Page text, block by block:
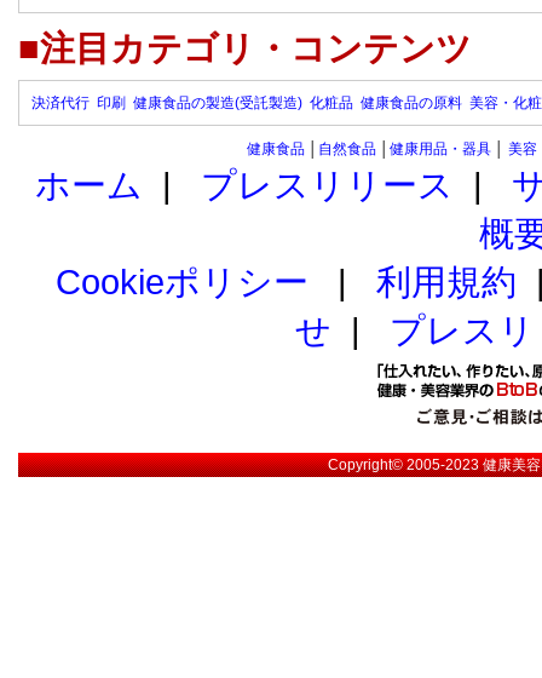
■注目カテゴリ・コンテンツ
決済代行 印刷 健康食品の製造(受託製造) 化粧品 健康食品の原料 美容・化
健康食品 自然食品 健康用品・器具 美容
ホーム | プレスリリース |
概
Cookieポリシー | 利用規約
せ | プレス
Copyright© 2005-2023健康美